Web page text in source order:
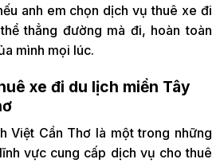
anh em chọn dịch vụ thuê xe đi
thẳng đường mà đi, hoàn toàn
mình mọi lúc.
xe đi du lịch miền Tây
Việt Cần Thơ là một trong những
vực cung cấp dịch vụ cho thuê